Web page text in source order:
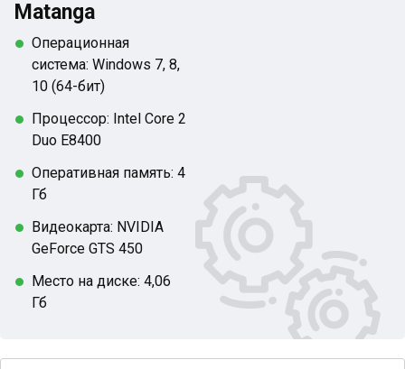
Matanga
Операционная
система: Windows 7, 8,
10 (64-бит)
Процессор: Intel Core 2
Duo E8400
Оперативная память: 4
Гб
Видеокарта: NVIDIA
GeForce GTS 450
Место на диске: 4,06
Гб